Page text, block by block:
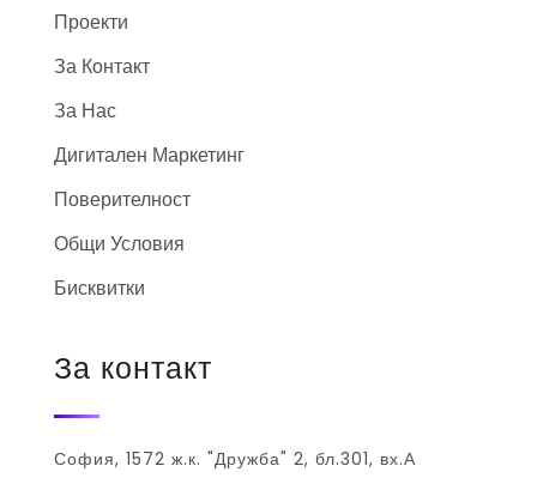
Проекти
За Контакт
За Нас
Дигитален Маркетинг
Поверителност
Общи Условия
Бисквитки
За контакт
София, 1572 ж.к. "Дружба" 2, бл.301, вх.А